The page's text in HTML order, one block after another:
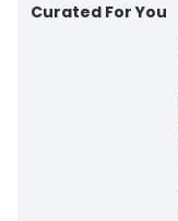
Curated For You